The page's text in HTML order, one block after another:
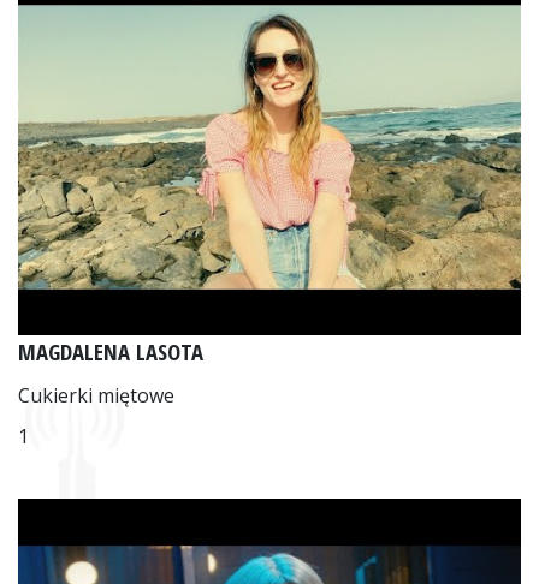
MAGDALENA LASOTA
Cukierki miętowe
1